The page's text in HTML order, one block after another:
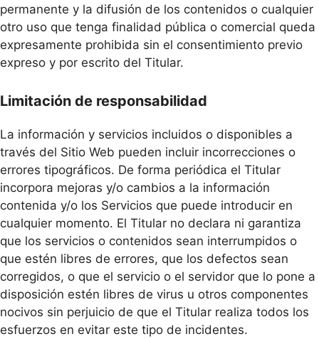
permanente y la difusión de los contenidos o cualquier
otro uso que tenga finalidad pública o comercial queda
expresamente prohibida sin el consentimiento previo
expreso y por escrito del Titular.
Limitación de responsabilidad
La información y servicios incluidos o disponibles a
través del Sitio Web pueden incluir incorrecciones o
errores tipográficos. De forma periódica el Titular
incorpora mejoras y/o cambios a la información
contenida y/o los Servicios que puede introducir en
cualquier momento. El Titular no declara ni garantiza
que los servicios o contenidos sean interrumpidos o
que estén libres de errores, que los defectos sean
corregidos, o que el servicio o el servidor que lo pone a
disposición estén libres de virus u otros componentes
nocivos sin perjuicio de que el Titular realiza todos los
esfuerzos en evitar este tipo de incidentes.